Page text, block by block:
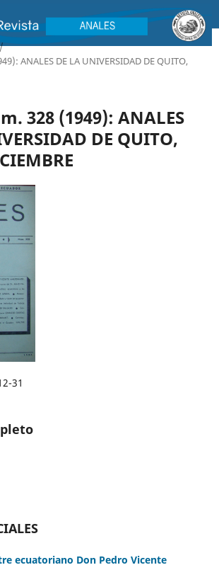
/
ANALES DE LA UNIVERSIDAD DE QUITO,
328 (1949): ANALES
DE QUITO,
31
ecuatoriano Don Pedro Vicente